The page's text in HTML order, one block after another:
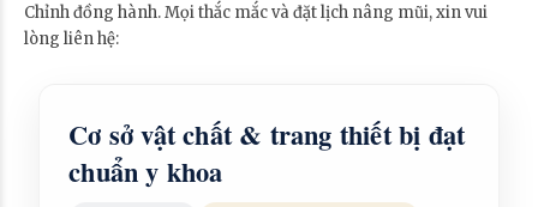
Chỉnh đồng hành. Mọi thắc mắc và đặt lịch nâng mũi, xin vui
lòng liên hệ:
Cơ sở vật chất & trang thiết bị đạt
chuẩn y khoa